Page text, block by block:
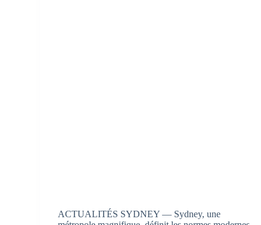
ACTUALITÉS SYDNEY — Sydney, une